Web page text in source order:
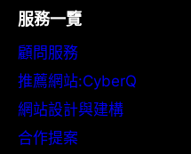
服務一覽
顧問服務
推薦網站:CyberQ
網站設計與建構
合作提案